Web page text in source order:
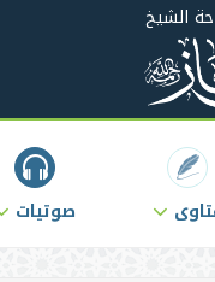
الشيخ
صوتيات